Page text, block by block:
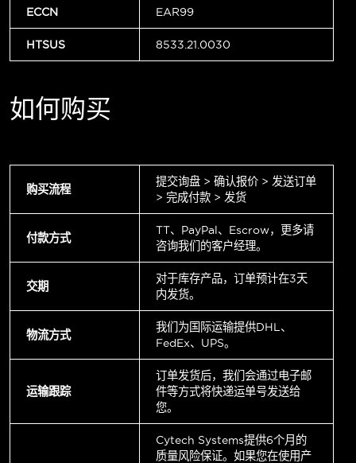
ECCN EAR99
HTSUS 8533.21.0030
如何购买
购买流程
提交询盘 > 确认报价 > 发送订单
> 完成付款 > 发货
付款方式
TT、PayPal、Escrow，更多请
咨询我们的客户经理。
交期
对于库存产品，订单预计在3天
内发货。
物流方式
我们为国际运输提供DHL、
FedEx、UPS。
运输跟踪
订单发货后，我们会通过电子邮
件等方式将快递运单号发送给
您。
Cytech Systems提供6个月的
质量风险保证。如果您在使用产